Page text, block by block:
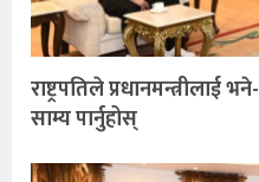
राष्ट्रपतिले
साम्य पार्नुहोस्